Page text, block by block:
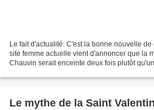
Le fait d'actualité: C'est la bonne nouvelle
site femme actuelle vient d'annoncer que la
Chauvin serait enceinte deux fois plutôt
Le mythe de la Saint